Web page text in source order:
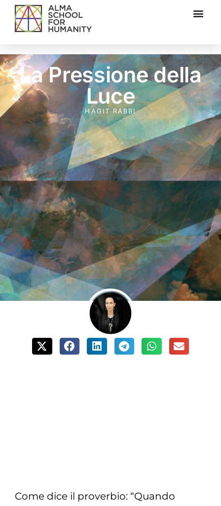
La Pressione della
Luce
HAGIT RABBI
Come dice il proverbio: “Quando